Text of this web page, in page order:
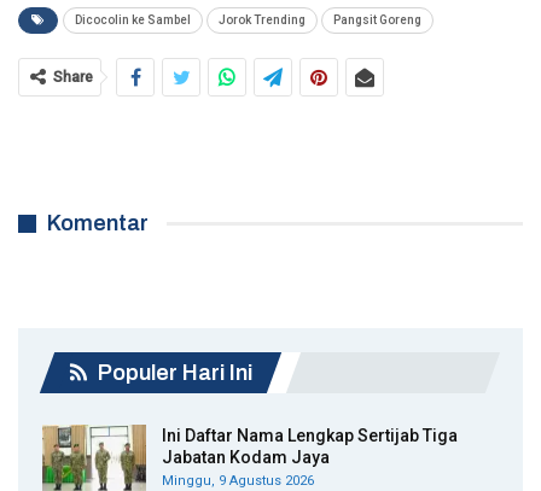
Dicocolin ke Sambel Jorok Trending Pangsit Goreng
Share
Komentar
Populer Hari Ini
Ini Daftar Nama Lengkap Sertijab Tiga
Jabatan Kodam Jaya
Minggu, 9 Agustus 2026